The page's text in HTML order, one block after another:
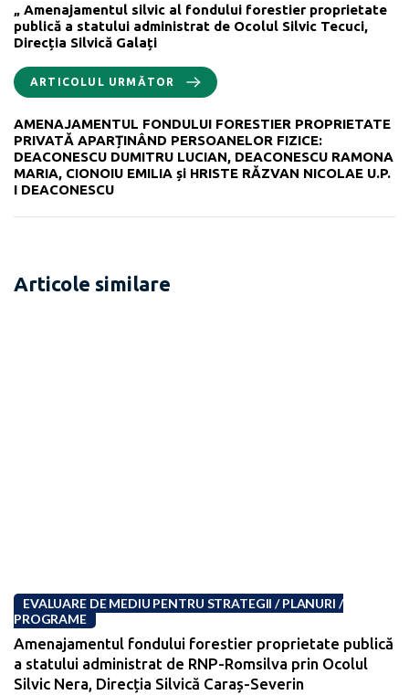
„ Amenajamentul silvic al fondului forestier proprietate
publică a statului administrat de Ocolul Silvic Tecuci,
Direcția Silvică Galați
ARTICOLUL URMĂTOR
AMENAJAMENTUL FONDULUI FORESTIER PROPRIETATE
PRIVATĂ APARȚINÂND PERSOANELOR FIZICE:
DEACONESCU DUMITRU LUCIAN, DEACONESCU RAMONA
MARIA, CIONOIU EMILIA și HRISTE RĂZVAN NICOLAE U.P.
I DEACONESCU
Articole similare
EVALUARE DE MEDIU PENTRU STRATEGII / PLANURI /
PROGRAME
Amenajamentul fondului forestier proprietate publică
a statului administrat de RNP-Romsilva prin Ocolul
Silvic Nera, Direcția Silvică Caraș-Severin